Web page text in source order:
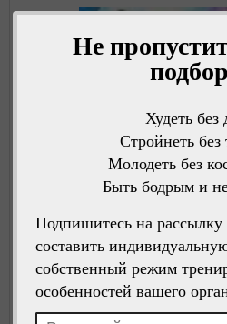
Не
Худеть без
Стройнеть без
Молодеть без
Быть бодрым и
Подпишитесь на
составить
собственный режим
особенностей вашего
Написать сообщение